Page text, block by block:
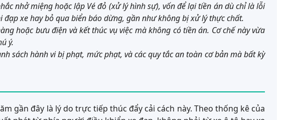
nhở miệng hoặc lập Vé đỏ (xử lý hình sự), vốn để lại tiền án dù chỉ là lỗi
xe hay bỏ qua biển báo dừng, gần như không bị xử lý thực chất.
hoặc bưu điện và kết thúc vụ việc mà không có tiền án. Cơ chế này vừa
ý.
sách hành vi bị phạt, mức phạt, và các quy tắc an toàn cơ bản mà bất kỳ
gần đây là lý do trực tiếp thúc đẩy cải cách này. Theo thống kê của